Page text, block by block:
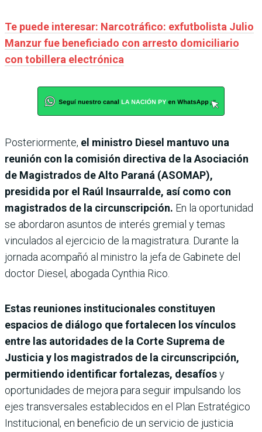
Te puede interesar: Narcotráfico: exfutbolista Julio
Manzur fue beneficiado con arresto domiciliario
con tobillera electrónica
Posteriormente, el ministro Diesel mantuvo una
reunión con la comisión directiva de la Asociación
de Magistrados de Alto Paraná (ASOMAP),
presidida por el Raúl Insaurralde, así como con
magistrados de la circunscripción. En la oportunidad
se abordaron asuntos de interés gremial y temas
vinculados al ejercicio de la magistratura. Durante la
jornada acompañó al ministro la jefa de Gabinete del
doctor Diesel, abogada Cynthia Rico.
Estas reuniones institucionales constituyen
espacios de diálogo que fortalecen los vínculos
entre las autoridades de la Corte Suprema de
Justicia y los magistrados de la circunscripción,
permitiendo identificar fortalezas, desafíosy
oportunidades de mejora para seguir impulsando los
ejes transversales establecidos en el Plan Estratégico
Institucional, en beneficio de un servicio de justicia